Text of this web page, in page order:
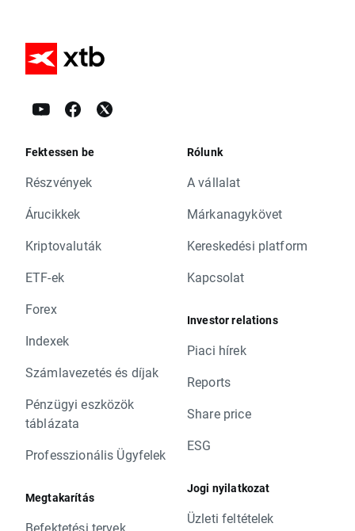
Fektessen be
Részvények
Árucikkek
Kriptovaluták
ETF-ek
Forex
Indexek
Számlavezetés és díjak
Pénzügyi eszközök
táblázata
Professzionális Ügyfelek
Megtakarítás
Befektetési tervek
Rólunk
A vállalat
Márkanagykövet
Kereskedési platform
Kapcsolat
Investor relations
Piaci hírek
Reports
Share price
ESG
Jogi nyilatkozat
Üzleti feltételek